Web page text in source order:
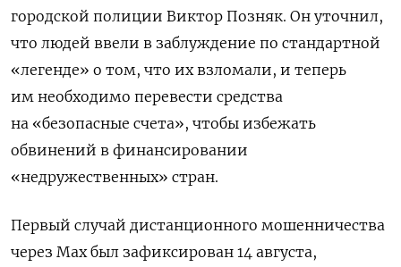
городской полиции Виктор Позняк. Он уточнил,
что людей ввели в заблуждение по стандартной
«легенде» о том, что их взломали, и теперь
им необходимо перевести средства
на «безопасные счета», чтобы избежать
обвинений в финансировании
«недружественных» стран.
Первый случай дистанционного мошенничества
через Max был зафиксирован 14 августа,